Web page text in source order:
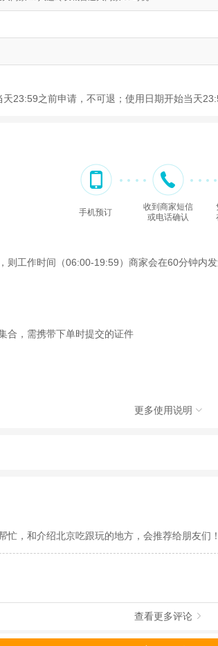
23:59之前申请，不可退；使用日期开始当天
手机预订
收到商家短信
或电话确认
工作时间（06:00-19:59）商家会在60分钟内
合，需携带下单时提交的证件
（北京）有限公司，具体的旅游服务和操作由委托社及
更多使用说明 
制定
，和介绍北京吃跟玩的地方，会推荐给朋友们！
查看更多评论 